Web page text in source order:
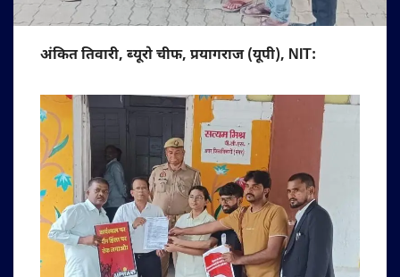
अंकित तिवारी, ब्यूरो चीफ, प्रयागराज (यूपी), NIT: